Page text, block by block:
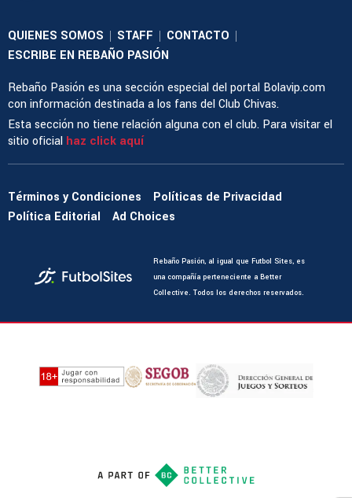
QUIENES SOMOS | STAFF | CONTACTO |
ESCRIBE EN REBAÑO PASIÓN
Rebaño Pasión es una sección especial del portal Bolavip.com
con información destinada a los fans del Club Chivas.
Esta sección no tiene relación alguna con el club. Para visitar el
sitio oficial haz click aquí
Términos y Condiciones
Políticas de Privacidad
Política Editorial
Ad Choices
Rebaño Pasión, al igual que Futbol Sites, es
una compañía perteneciente a Better
Collective. Todos los derechos reservados.